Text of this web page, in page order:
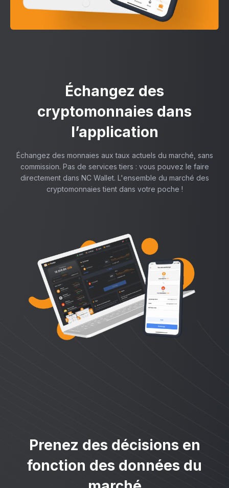
Échangez des
cryptomonnaies dans
l’application
Échangez des monnaies aux taux actuels du marché, sans
commission. Pas de services tiers : vous pouvez le faire
directement dans NC Wallet. L'ensemble du marché des
cryptomonnaies tient dans votre poche !
Prenez des décisions en
fonction des données du